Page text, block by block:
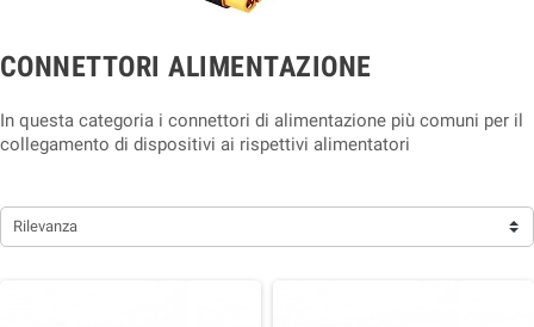
CONNETTORI ALIMENTAZIONE
In questa categoria i connettori di alimentazione più comuni per il
collegamento di dispositivi ai rispettivi alimentatori
Rilevanza